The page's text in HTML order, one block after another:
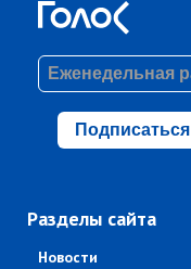
Подписаться
Разделы сайта
Новости